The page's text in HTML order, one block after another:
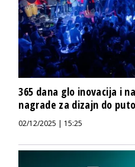
365 dana glo inovacija i
nagrade za dizajn do
02/12/2025 | 15:25